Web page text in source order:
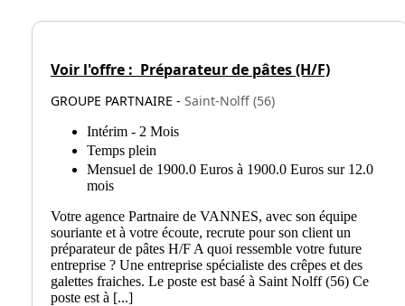
Voir l'offre : Préparateur de pâtes (H/F)
GROUPE PARTNAIRE - Saint-Nolff (56)
Intérim - 2 Mois
Temps plein
Mensuel de 1900.0 Euros à 1900.0 Euros sur 12.0
mois
Votre agence Partnaire de VANNES, avec son équipe
souriante et à votre écoute, recrute pour son client un
préparateur de pâtes H/F A quoi ressemble votre future
entreprise ? Une entreprise spécialiste des crêpes et des
galettes fraiches. Le poste est basé à Saint Nolff (56) Ce
poste est à [...]